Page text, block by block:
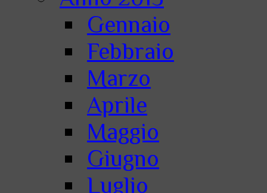
Gennaio
Febbraio
Marzo
Aprile
Maggio
Giugno
Luglio